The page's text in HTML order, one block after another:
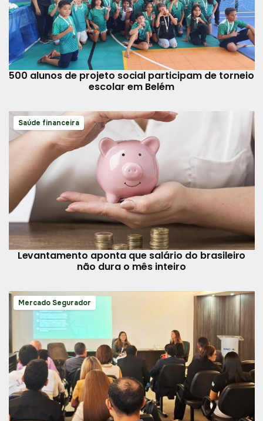
500 alunos de projeto social participam de torneio
escolar em Belém
Saúde financeira
Levantamento aponta que salário do brasileiro
não dura o mês inteiro
Mercado Segurador